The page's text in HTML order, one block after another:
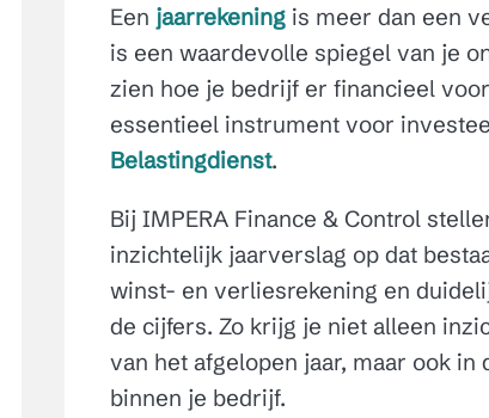
Een jaarrekening is meer dan een
is een waardevolle spiegel van je
zien hoe je bedrijf er financieel
essentieel instrument voor
Belastingdienst.
Bij IMPERA Finance & Control
inzichtelijk jaarverslag op dat
winst- en verliesrekening en
de cijfers. Zo krijg je niet alleen
van het afgelopen jaar, maar ook in
binnen je bedrijf.